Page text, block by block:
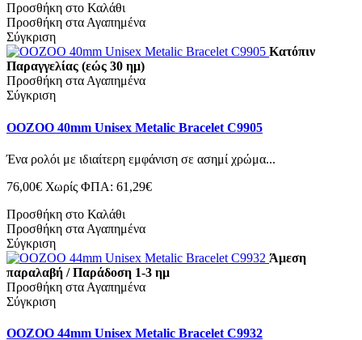
Προσθήκη στο Καλάθι
Προσθήκη στα Αγαπημένα
Σύγκριση
Κατόπιν
Παραγγελίας (εώς 30 ημ)
Προσθήκη στα Αγαπημένα
Σύγκριση
OOZOO 40mm Unisex Metalic Bracelet C9905
Ένα ρολόι με ιδιαίτερη εμφάνιση σε ασημί χρώμα...
76,00€ Χωρίς ΦΠΑ: 61,29€
Προσθήκη στο Καλάθι
Προσθήκη στα Αγαπημένα
Σύγκριση
Άμεση
παραλαβή / Παράδοση 1-3 ημ
Προσθήκη στα Αγαπημένα
Σύγκριση
OOZOO 44mm Unisex Metalic Bracelet C9932